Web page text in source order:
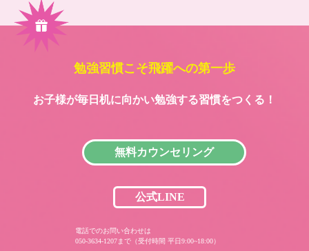
勉強習慣こそ飛躍への第一歩
お子様が毎日机に向かい勉強する習慣をつくる！
無料カウンセリング
公式LINE
電話でのお問い合わせは
050-3634-1207まで（受付時間 平日9:00~18:00）